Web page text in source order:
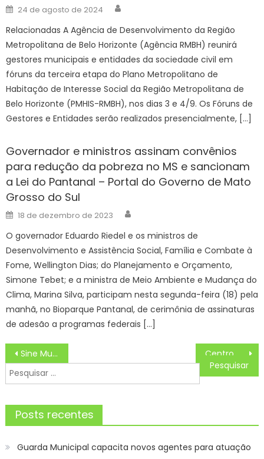
Posted
on
24 de agosto de 2024
Relacionadas A Agência de Desenvolvimento da Região
Metropolitana de Belo Horizonte (Agência RMBH) reunirá
gestores municipais e entidades da sociedade civil em
fóruns da terceira etapa do Plano Metropolitano de
Habitação de Interesse Social da Região Metropolitana de
Belo Horizonte (PMHIS-RMBH), nos dias 3 e 4/9. Os Fóruns de
Gestores e Entidades serão realizados presencialmente, […]
Governador e ministros assinam convênios
para redução da pobreza no MS e sancionam
a Lei do Pantanal – Portal do Governo de Mato
Grosso do Sul
Posted
on
18 de dezembro de 2023
O governador Eduardo Riedel e os ministros de
Desenvolvimento e Assistência Social, Família e Combate à
Fome, Wellington Dias; do Planejamento e Orçamento,
Simone Tebet; e a ministra de Meio Ambiente e Mudança do
Clima, Marina Silva, participam nesta segunda-feira (18) pela
manhã, no Bioparque Pantanal, de cerimônia de assinaturas
de adesão a programas federais […]
Navegação
de
Post
Sine Municipal de Sorocaba oferece 159 vagas de emprego na sexta-feira (20) – Agência de Notícias
Pesquisar
por:
Posts recentes
Guarda Municipal capacita novos agentes para atuação